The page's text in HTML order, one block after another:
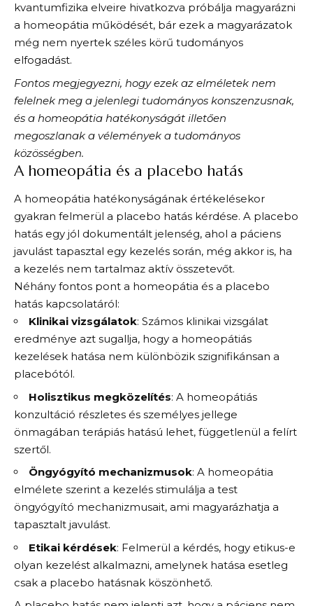
kvantumfizika elveire hivatkozva próbálja magyarázni
a homeopátia működését, bár ezek a magyarázatok
még nem nyertek széles körű tudományos
elfogadást.
Fontos megjegyezni, hogy ezek az elméletek nem
felelnek meg a jelenlegi tudományos konszenzusnak,
és a homeopátia hatékonyságát illetően
megoszlanak a vélemények a tudományos
közösségben.
A homeopátia és a placebo hatás
A homeopátia hatékonyságának értékelésekor
gyakran felmerül a placebo hatás kérdése. A placebo
hatás egy jól dokumentált jelenség, ahol a páciens
javulást tapasztal egy kezelés során, még akkor is, ha
a kezelés nem tartalmaz aktív összetevőt.
Néhány fontos pont a homeopátia és a placebo
hatás kapcsolatáról:
Klinikai vizsgálatok: Számos klinikai vizsgálat
eredménye azt sugallja, hogy a homeopátiás
kezelések hatása nem különbözik szignifikánsan a
placebótól.
Holisztikus megközelítés: A homeopátiás
konzultáció részletes és személyes jellege
önmagában terápiás hatású lehet, függetlenül a felírt
szertől.
Öngyógyító mechanizmusok: A homeopátia
elmélete szerint a kezelés stimulálja a test
öngyógyító mechanizmusait, ami magyarázhatja a
tapasztalt javulást.
Etikai kérdések: Felmerül a kérdés, hogy etikus-e
olyan kezelést alkalmazni, amelynek hatása esetleg
csak a placebo hatásnak köszönhető.